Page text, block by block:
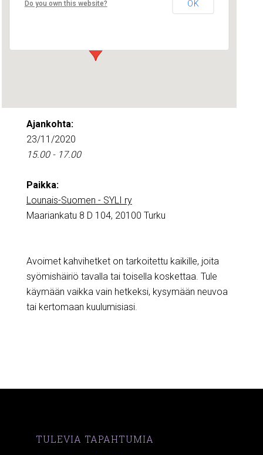
Maariankatu 8 D 104 - Turku
Do you own this website? OK
Ajankohta:
23/11/2020
15.00 - 17.00
Paikka:
Lounais-Suomen - SYLI ry
Maariankatu 8 D 104, 20100 Turku
Avoimet kahvihetket on tarkoitettu kaikille, joita
syömishäiriö tavalla tai toisella koskettaa. Tule
käymään vaikka vain hetkeksi, kysymään neuvoa
tai kertomaan kuulumisiasi.
TULEVIA TAPAHTUMIA